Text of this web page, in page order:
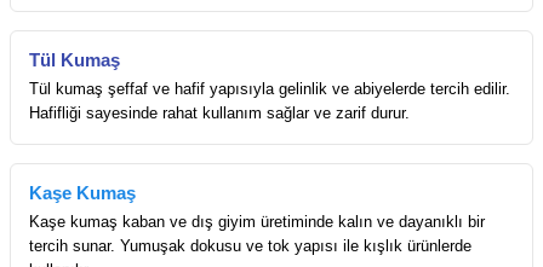
Tül Kumaş
Tül kumaş şeffaf ve hafif yapısıyla gelinlik ve abiyelerde tercih edilir.
Hafifliği sayesinde rahat kullanım sağlar ve zarif durur.
Kaşe Kumaş
Kaşe kumaş kaban ve dış giyim üretiminde kalın ve dayanıklı bir
tercih sunar. Yumuşak dokusu ve tok yapısı ile kışlık ürünlerde